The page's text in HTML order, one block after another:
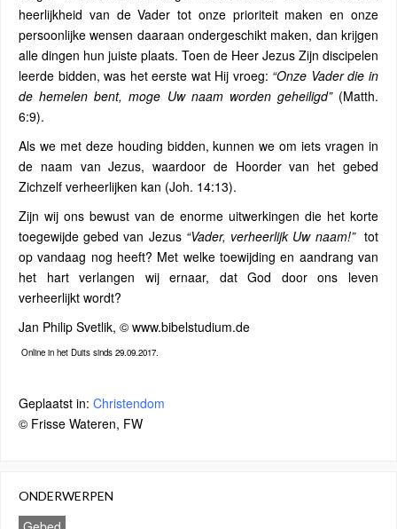
heerlijkheid van de Vader tot onze prioriteit maken en onze
persoonlijke wensen daaraan ondergeschikt maken, dan krijgen
alle dingen hun juiste plaats. Toen de Heer Jezus Zijn discipelen
leerde bidden, was het eerste wat Hij vroeg: “Onze Vader die in
de hemelen bent, moge Uw naam worden geheiligd”(Matth.
6:9).
Als we met deze houding bidden, kunnen we om iets vragen in
de naam van Jezus, waardoor de Hoorder van het gebed
Zichzelf verheerlijken kan (Joh. 14:13).
Zijn wij ons bewust van de enorme uitwerkingen die het korte
toegewijde gebed van Jezus “Vader, verheerlijk Uw naam!” tot
op vandaag nog heeft? Met welke toewijding en aandrang van
het hart verlangen wij ernaar, dat God door ons leven
verheerlijkt wordt?
Jan Philip Svetlik, © www.bibelstudium.de
Online in het Duits sinds 29.09.2017.
Geplaatst in: Christendom
© Frisse Wateren, FW
ONDERWERPEN